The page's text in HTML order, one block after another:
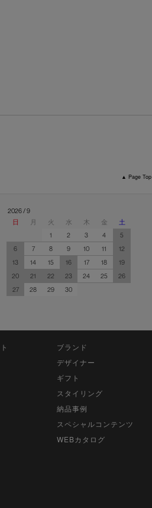
▲ Page Top
2026 / 9
日
月 火 水 木 金
土
1
2 3 4
5
6
7 8 9 10 11
12
13
14 15 16 17 18
19
20
21 22 23 24 25
26
27
28 29 30
ブランド
デザイナー
ギフト
スタイリング
納品事例
スペシャルコンテンツ
WEBカタログ